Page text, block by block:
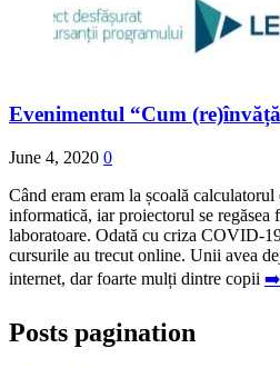
Evenimentul “Cum
June 4, 2020 0
Când eram eram la școală calculatorul
informatică, iar proiectorul se regăsea
laboratoare. Odată cu criza COVID-
cursurile au trecut online. Unii avea
internet, dar foarte mulți dintre copii ➡️
Posts pagination